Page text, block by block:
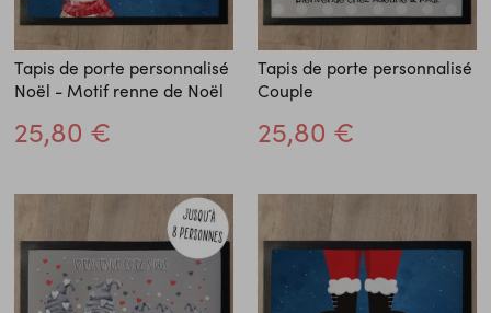
Tapis de porte personnalisé
Noël - Motif renne de Noël
25,80 €
Tapis de porte personnalisé
Couple
25,80 €